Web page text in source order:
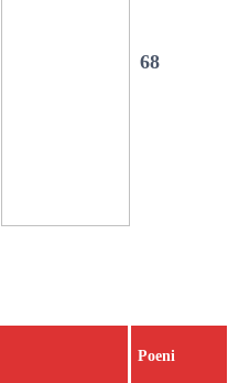
68
Poeni